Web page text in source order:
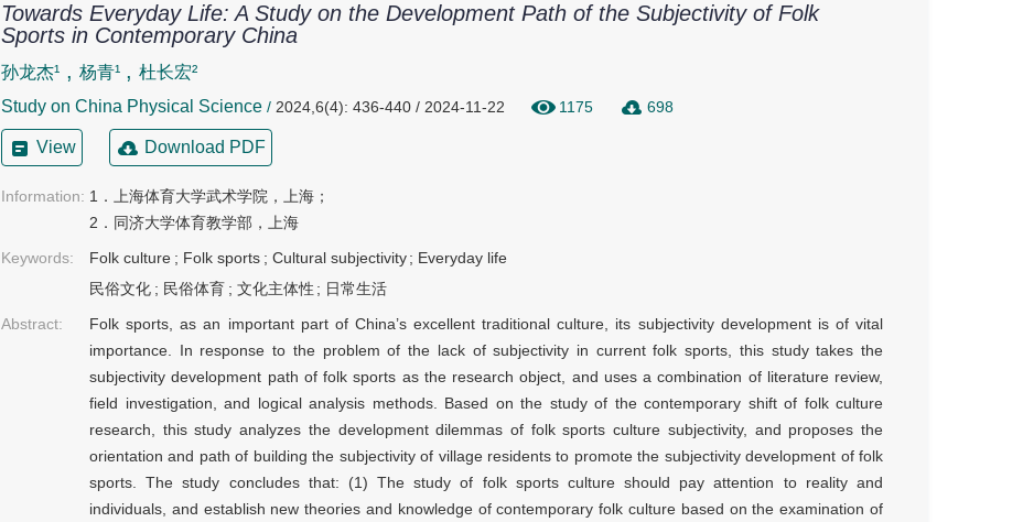
Towards Everyday Life: A Study on the Development Path of the Subjectivity of Folk
Sports in Contemporary China
孙龙杰¹ , 杨青¹ ,杜长宏²
Study on China Physical Science / 2024,6(4): 436-440 / 2024-11-22 1175 698
View Download PDF
Information: 1．上海体育大学武术学院，上海；
2．同济大学体育教学部，上海
Keywords:
Folk culture ; Folk sports ; Cultural subjectivity ; Everyday life
民俗文化 ; 民俗体育 ; 文化主体性 ; 日常生活
Abstract:
Folk sports, as an important part of China’s excellent traditional culture, its subjectivity development is of vital
importance. In response to the problem of the lack of subjectivity in current folk sports, this study takes the
subjectivity development path of folk sports as the research object, and uses a combination of literature review,
field investigation, and logical analysis methods. Based on the study of the contemporary shift of folk culture
research, this study analyzes the development dilemmas of folk sports culture subjectivity, and proposes the
orientation and path of building the subjectivity of village residents to promote the subjectivity development of folk
sports. The study concludes that: (1) The study of folk sports culture should pay attention to reality and
individuals, and establish new theories and knowledge of contemporary folk culture based on the examination of